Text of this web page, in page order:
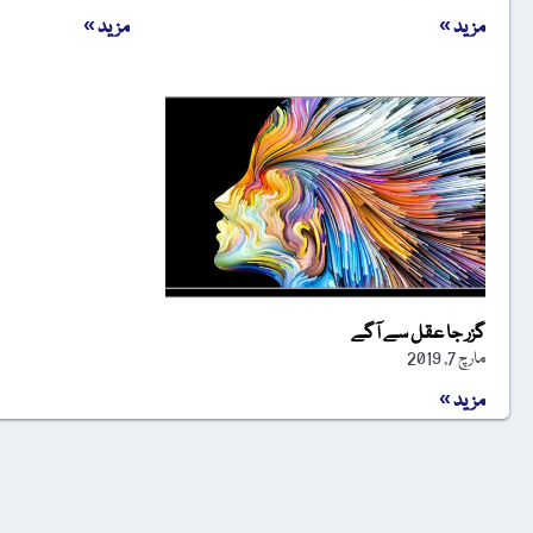
مزید » مزید »
گزر جا عقل سے آگے
مارچ 7, 2019
مزید »